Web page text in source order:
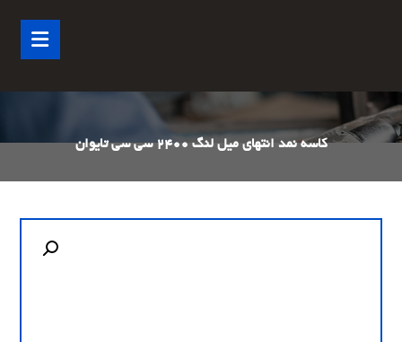
کاسه نمد انتهای میل لنگ 2400 سی سی تایوان